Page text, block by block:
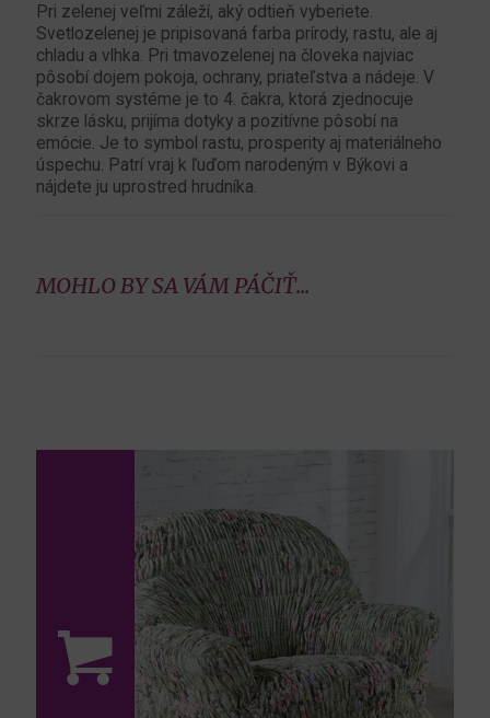
Pri zelenej veľmi záleží, aký odtieň vyberiete.
Svetlozelenej je pripisovaná farba prírody, rastu, ale aj
chladu a vlhka. Pri tmavozelenej na človeka najviac
pôsobí dojem pokoja, ochrany, priateľstva a nádeje. V
čakrovom systéme je to 4. čakra, ktorá zjednocuje
skrze lásku, prijíma dotyky a pozitívne pôsobí na
emócie. Je to symbol rastu, prosperity aj materiálneho
úspechu. Patrí vraj k ľuďom narodeným v Býkovi a
nájdete ju uprostred hrudníka.
MOHLO BY SA VÁM PÁČIŤ...